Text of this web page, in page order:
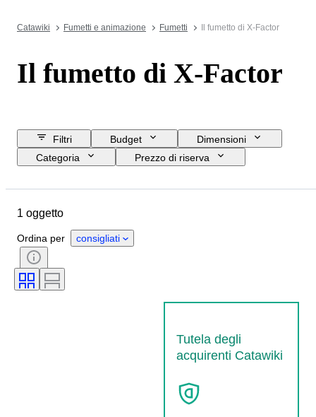
Catawiki Fumetti e animazione Fumetti Il fumetto di X-Factor
Il fumetto di X-Factor
Filtri Budget
Dimensioni
Categoria
Prezzo di riserva
Rilegatura
Tipo di fumetto
1 oggetto
Ordina per consigliati
Tutela degli
acquirenti Catawiki